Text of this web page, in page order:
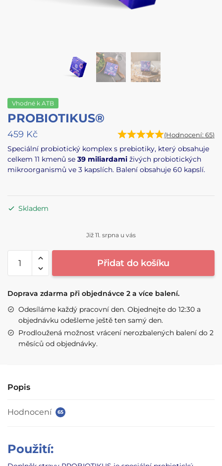
Vhodné k ATB
PROBIOTIKUS®
459 Kč (Hodnocení: 65)
Speciální probiotický komplex s prebiotiky, který obsahuje
celkem 11 kmenů se 39 miliardami živých probiotických
mikroorganismů ve 3 kapslích. Balení obsahuje 60 kapslí.
Skladem
Již 11. srpna u vás
PROBIOTIKUS®
množství
Přidat do košíku
Doprava zdarma při objednávce 2 a více balení.
Odesíláme každý pracovní den. Objednejte do 12:30 a
objednávku odešleme ještě ten samý den.
Prodloužená možnost vrácení nerozbalených balení do 2
měsíců od objednávky.
Popis
Hodnocení 65
Použití: